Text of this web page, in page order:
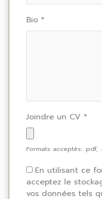
Bio *
Joindre un CV *
Formats acceptés: .pdf,
En utilisant ce
acceptez le
vos données tels